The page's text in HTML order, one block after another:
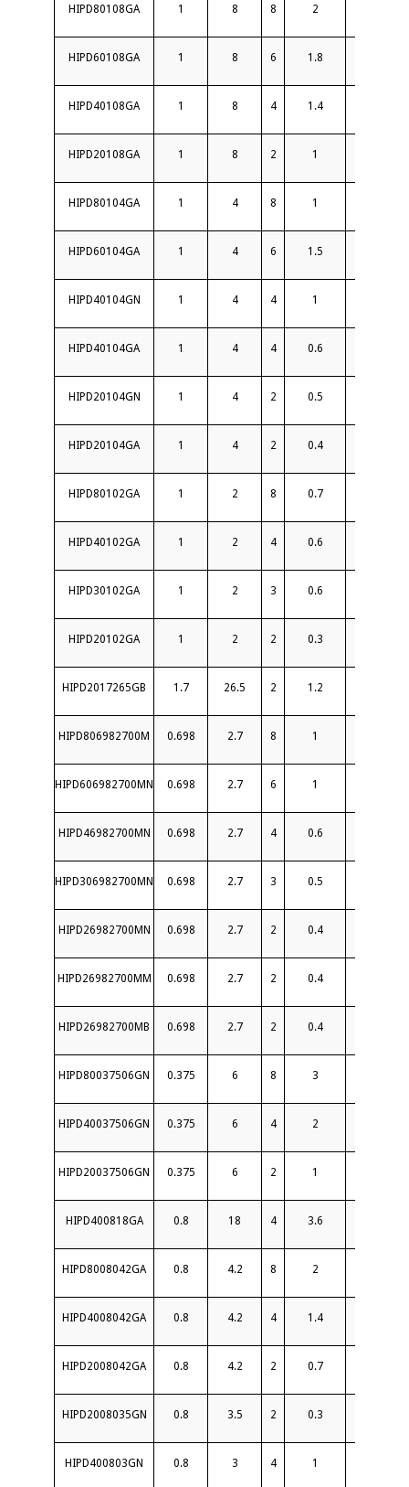
HIPD80108GA 1 8 8 2
HIPD60108GA 1 8 6 1.8
HIPD40108GA 1 8 4 1.4
HIPD20108GA 1 8 2 1
HIPD80104GA 1 4 8 1
HIPD60104GA 1 4 6 1.5
HIPD40104GN 1 4 4 1
HIPD40104GA 1 4 4 0.6
HIPD20104GN 1 4 2 0.5
HIPD20104GA 1 4 2 0.4
HIPD80102GA 1 2 8 0.7
HIPD40102GA 1 2 4 0.6
HIPD30102GA 1 2 3 0.6
HIPD20102GA 1 2 2 0.3
HIPD2017265GB 1.7 26.5 2 1.2
HIPD806982700M 0.698 2.7 8 1
HIPD606982700MN 0.698 2.7 6 1
HIPD46982700MN 0.698 2.7 4 0.6
HIPD306982700MN 0.698 2.7 3 0.5
HIPD26982700MN 0.698 2.7 2 0.4
HIPD26982700MM 0.698 2.7 2 0.4
HIPD26982700MB 0.698 2.7 2 0.4
HIPD80037506GN 0.375 6 8 3
HIPD40037506GN 0.375 6 4 2
HIPD20037506GN 0.375 6 2 1
HIPD400818GA 0.8 18 4 3.6
HIPD8008042GA 0.8 4.2 8 2
HIPD4008042GA 0.8 4.2 4 1.4
HIPD2008042GA 0.8 4.2 2 0.7
HIPD2008035GN 0.8 3.5 2 0.3
HIPD400803GN 0.8 3 4 1